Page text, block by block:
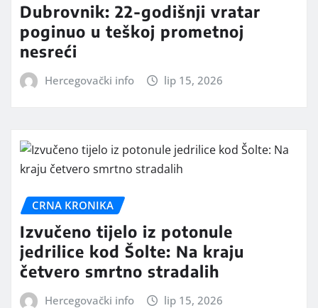
Dubrovnik: 22-godišnji vratar
poginuo u teškoj prometnoj
nesreći
Hercegovački info lip 15, 2026
CRNA KRONIKA
Izvučeno tijelo iz potonule
jedrilice kod Šolte: Na kraju
četvero smrtno stradalih
Hercegovački info lip 15, 2026